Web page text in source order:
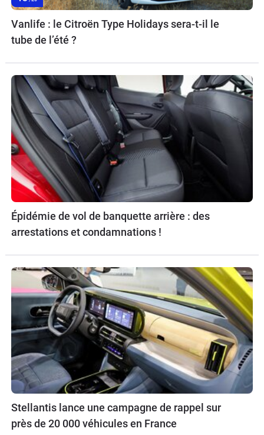
Vanlife : le Citroën Type Holidays sera-t-il le
tube de l’été ?
Épidémie de vol de banquette arrière : des
arrestations et condamnations !
Stellantis lance une campagne de rappel sur
près de 20 000 véhicules en France